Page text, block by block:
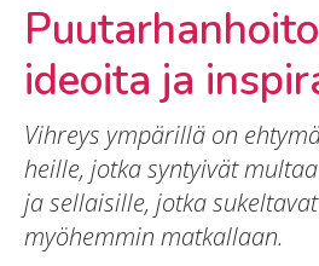
ideoita ja
Vihreys ympärillä on
heille, jotka syntyivät
ja sellaisille, jotka
myöhemmin matkallaan.